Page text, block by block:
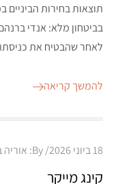
תוצאות בחירות
בביטחון מלא: אנדי
לאחר שהבטיח את
להמשך קריאה
Posted
18 ביוני 2026 By:
קינג מייקר